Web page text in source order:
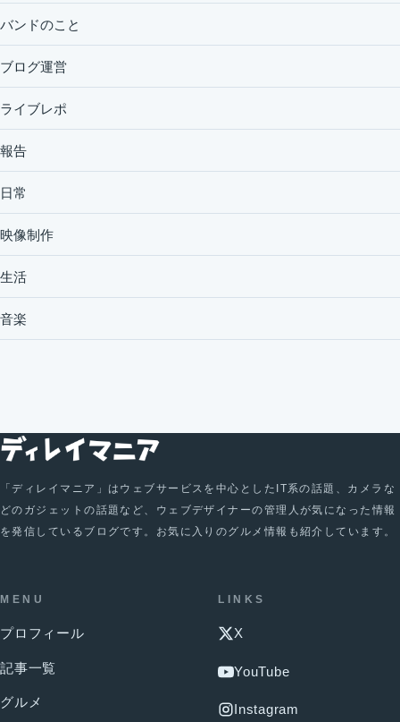
バンドのこと
ブログ運営
ライブレポ
報告
日常
映像制作
生活
音楽
「ディレイマニア」はウェブサービスを中心としたIT系の話題、カメラな
どのガジェットの話題など、ウェブデザイナーの管理人が気になった情報
を発信しているブログです。お気に入りのグルメ情報も紹介しています。
MENU
プロフィール
記事一覧
グルメ
LINKS
X
YouTube
Instagram